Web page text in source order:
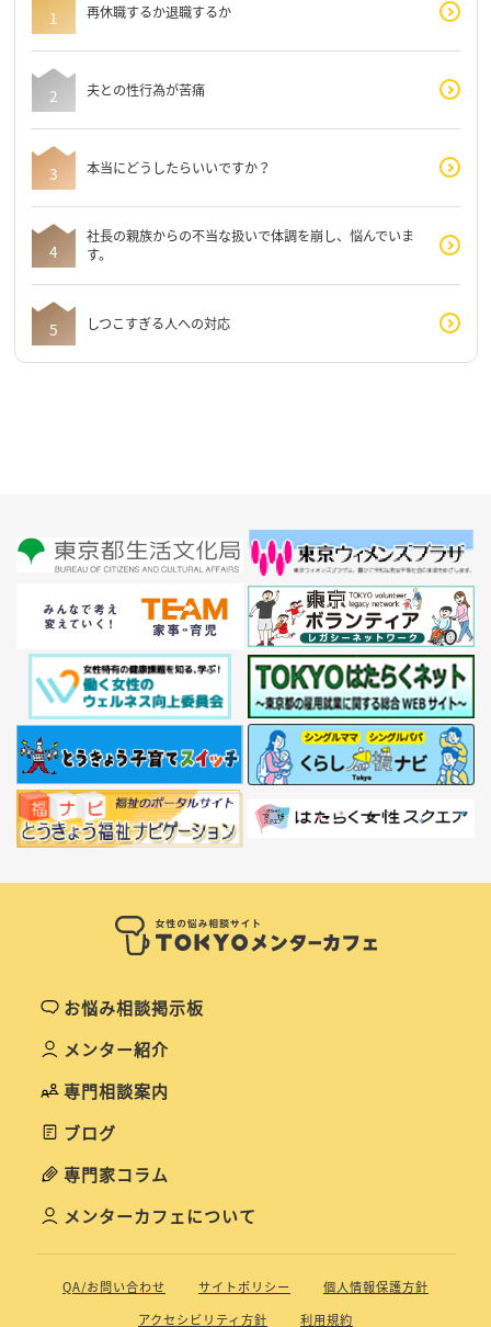
再休職するか退職するか
夫との性行為が苦痛
本当にどうしたらいいですか？
社長の親族からの不当な扱いで体調を崩し、悩んでいま
す。
しつこすぎる人への対応
お悩み相談掲示板
メンター紹介
専門相談案内
ブログ
専門家コラム
メンターカフェについて
QA/お問い合わせ サイトポリシー
個人情報保護方針
アクセシビリティ方針
利用規約